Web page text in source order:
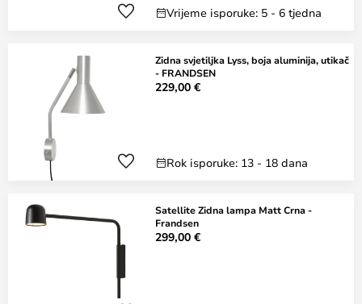
Vrijeme isporuke: 5 - 6 tjedna
Zidna svjetiljka Lyss, boja aluminija, utikač
- FRANDSEN
229,00 €
Rok isporuke: 13 - 18 dana
Satellite Zidna lampa Matt Crna -
Frandsen
299,00 €